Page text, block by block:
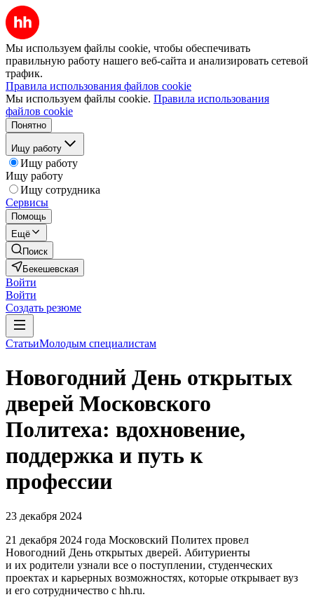
Мы используем файлы cookie, чтобы обеспечивать
правильную работу нашего веб-сайта и анализировать сетевой
трафик.
Правила использования файлов cookie
Мы используем файлы cookie. Правила использования
файлов cookie
Понятно
Ищу работу
Ищу работу
Ищу работу
Ищу сотрудника
Сервисы
Помощь
Ещё
Поиск
Бекешевская
Войти
Войти
Создать резюме
СтатьиМолодым специалистам
Новогодний День открытых
дверей Московского
Политеха: вдохновение,
поддержка и путь к
профессии
23 декабря 2024
21 декабря 2024 года Московский Политех провел
Новогодний День открытых дверей. Абитуриенты
и их родители узнали все о поступлении, студенческих
проектах и карьерных возможностях, которые открывает вуз
и его сотрудничество с hh.ru.